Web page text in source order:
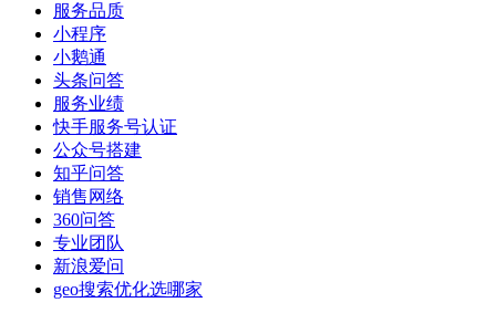
服务品质
小程序
小鹅通
头条问答
服务业绩
快手服务号认证
公众号搭建
知乎问答
销售网络
360问答
专业团队
新浪爱问
geo搜索优化选哪家